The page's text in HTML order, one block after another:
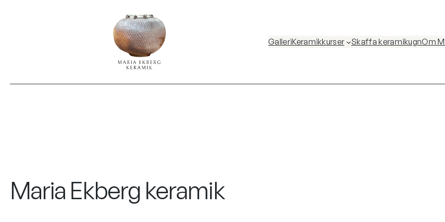
GalleriKeramikkurser Skaffa keramikugnOm
Maria Ekberg keramik